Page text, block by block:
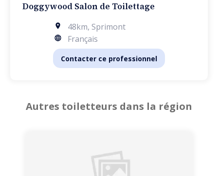
Doggywood Salon de Toilettage
48km, Sprimont
Français
Contacter ce professionnel
Autres toiletteurs dans la région